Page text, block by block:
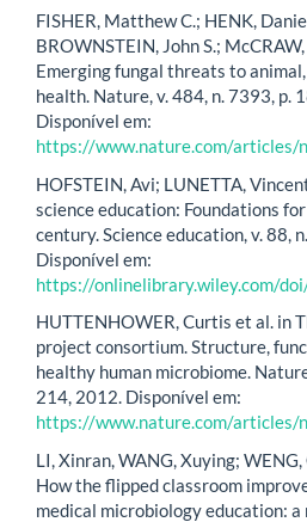
FISHER, Matthew C.; HENK,
BROWNSTEIN, John S.;
Emerging fungal threats to
health. Nature, v. 484, n. 7393, p.
Disponível em:
https://www.nature.com/articles/
HOFSTEIN, Avi; LUNETTA,
science education: Foundations
century. Science education, v. 88,
Disponível em:
https://onlinelibrary.wiley.com/
HUTTENHOWER, Curtis et al. in
project consortium. Structure,
healthy human microbiome.
214, 2012. Disponível em:
https://www.nature.com/articles/
LI, Xinran, WANG, Xuying;
How the flipped classroom
medical microbiology education: